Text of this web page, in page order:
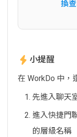
換
小提醒
在 WorkDo 中，
先進入聊天
進入快捷門
的層級名稱